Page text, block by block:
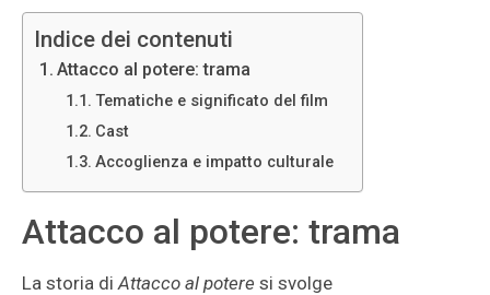
Indice dei contenuti
Attacco al potere: trama
Tematiche e significato del film
Cast
Accoglienza e impatto culturale
Attacco al potere: trama
La storia diAttacco al potere si svolge